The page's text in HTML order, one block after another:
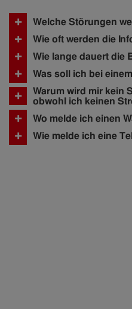
+ Welche Störungen
+ Wie oft werden die
+ Wie lange dauert die
+ Was soll ich bei
+
Warum wird mir kein
obwohl ich keinen
+ Wo melde ich einen
+ Wie melde ich eine